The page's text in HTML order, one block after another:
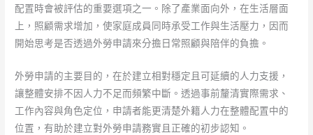
配置時會被評估的重要選項之一。除了產業面向外，在生活層面
上，照顧需求增加，使家庭成員同時承受工作與生活壓力，因而
開始思考是否透過外勞申請來分擔日常照顧與陪伴的負擔。
外勞申請的主要目的，在於建立相對穩定且可延續的人力支援，
讓整體安排不因人力不足而頻繁中斷。透過事前釐清實際需求、
工作內容與角色定位，申請者能更清楚外籍人力在整體配置中的
位置，有助於建立對外勞申請務實且正確的初步認知。